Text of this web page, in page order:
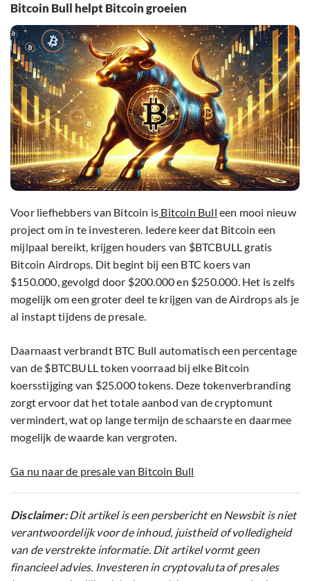
Bitcoin Bull helpt Bitcoin groeien
Voor liefhebbers van Bitcoin is Bitcoin Bull een mooi nieuw
project om in te investeren. Iedere keer dat Bitcoin een
mijlpaal bereikt, krijgen houders van $BTCBULL gratis
Bitcoin Airdrops. Dit begint bij een BTC koers van
$150.000, gevolgd door $200.000 en $250.000. Het is zelfs
mogelijk om een groter deel te krijgen van de Airdrops als je
al instapt tijdens de presale.
Daarnaast verbrandt BTC Bull automatisch een percentage
van de $BTCBULL token voorraad bij elke Bitcoin
koersstijging van $25.000 tokens. Deze tokenverbranding
zorgt ervoor dat het totale aanbod van de cryptomunt
vermindert, wat op lange termijn de schaarste en daarmee
mogelijk de waarde kan vergroten.
Ga nu naar de presale van Bitcoin Bull
Disclaimer:Dit artikel is een persbericht en Newsbit is niet
verantwoordelijk voor de inhoud, juistheid of volledigheid
van de verstrekte informatie. Dit artikel vormt geen
financieel advies. Investeren in cryptovaluta of presales